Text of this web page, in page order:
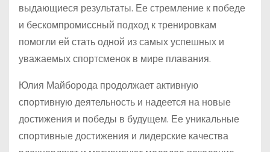
выдающиеся результаты. Ее стремление к победе
и бескомпромиссный подход к тренировкам
помогли ей стать одной из самых успешных и
уважаемых спортсменок в мире плавания.
Юлия Майборода продолжает активную
спортивную деятельность и надеется на новые
достижения и победы в будущем. Ее уникальные
спортивные достижения и лидерские качества